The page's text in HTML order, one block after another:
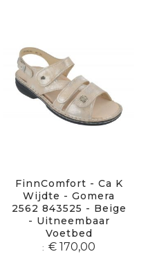
FinnComfort - Ca K
Wijdte - Gomera
2562 843525 - Beige
- Uitneembaar
Voetbed
€ 170,00